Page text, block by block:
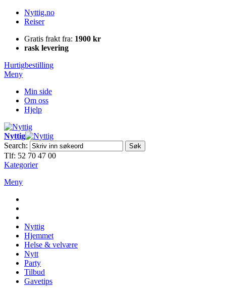
Nyttig.no
Reiser
Gratis frakt fra: 1900 kr
rask levering
Hurtigbestilling
Meny
Min side
Om oss
Hjelp
Nyttig
Search:
Søk
Tlf: 52 70 47 00
Kategorier
Meny
Nyttig
Hjemmet
Helse & velvære
Nytt
Party
Tilbud
Gavetips